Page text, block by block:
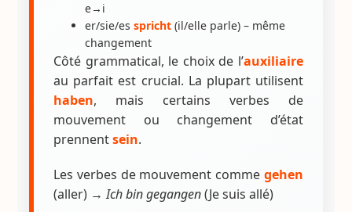
e→i
er/sie/esspricht (il/elle parle) – même
changement
Côté grammatical, le choix de l’auxiliaire
au parfait est crucial. La plupart utilisent
haben, mais certains verbes de
mouvement ou changement d’état
prennentsein.
Les verbes de mouvement comme gehen
(aller) →Ich bin gegangen(Je suis allé)